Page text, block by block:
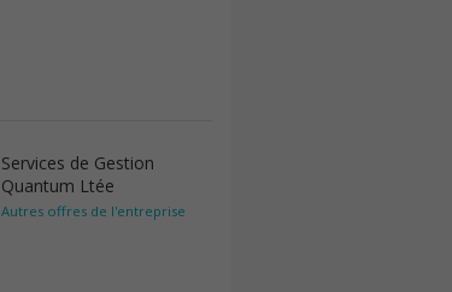
Services de Gestion
Quantum Ltée
Autres offres de l'entreprise